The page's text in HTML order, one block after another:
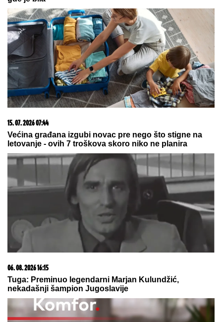
05. 08. 2026 15:45
Сазнања „Политике”: Ко је поставио замку
Митрополиту Методију у Горњем Заостру
23. 07. 2026 12:47
Letnje večeri u gradu više nisu rezervisane za vikend:
Zašto sve više ljudi bira večeru koja se spontano
pretvori u druženje
06. 08. 2026 09:39
Marija (3) se igrala u dvorištu i samo je nestala: Posle